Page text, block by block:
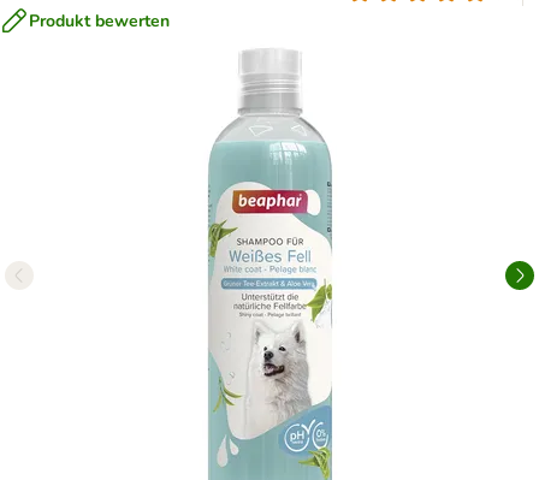
Produkt bewerten